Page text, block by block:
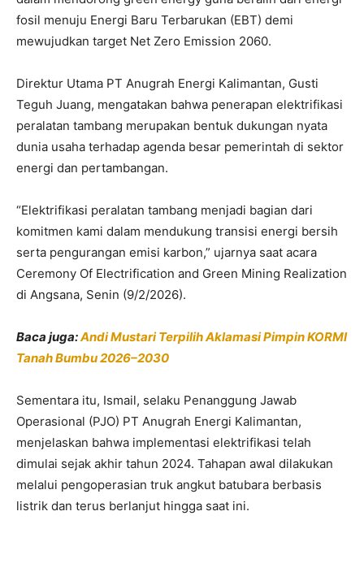
fosil menuju Energi Baru Terbarukan (EBT) demi
mewujudkan target Net Zero Emission 2060.
Direktur Utama PT Anugrah Energi Kalimantan, Gusti
Teguh Juang, mengatakan bahwa penerapan elektrifikasi
peralatan tambang merupakan bentuk dukungan nyata
dunia usaha terhadap agenda besar pemerintah di sektor
energi dan pertambangan.
“Elektrifikasi peralatan tambang menjadi bagian dari
komitmen kami dalam mendukung transisi energi bersih
serta pengurangan emisi karbon,” ujarnya saat acara
Ceremony Of Electrification and Green Mining Realization
di Angsana, Senin (9/2/2026).
Baca juga:Andi Mustari Terpilih Aklamasi Pimpin KORMI
Tanah Bumbu 2026–2030
Sementara itu, Ismail, selaku Penanggung Jawab
Operasional (PJO) PT Anugrah Energi Kalimantan,
menjelaskan bahwa implementasi elektrifikasi telah
dimulai sejak akhir tahun 2024. Tahapan awal dilakukan
melalui pengoperasian truk angkut batubara berbasis
listrik dan terus berlanjut hingga saat ini.